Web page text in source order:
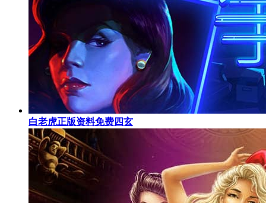
白老虎正版资料免费四玄